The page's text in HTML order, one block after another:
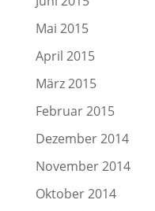
Mai 2015
April 2015
März 2015
Februar 2015
Dezember 2014
November 2014
Oktober 2014